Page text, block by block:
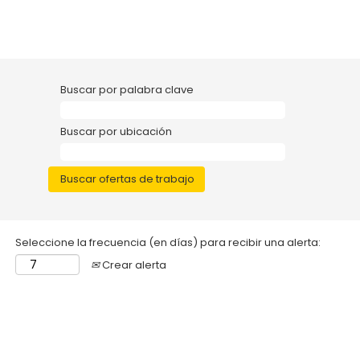
Buscar por palabra clave
Buscar por ubicación
Seleccione la frecuencia (en días) para recibir una alerta:
Crear alerta